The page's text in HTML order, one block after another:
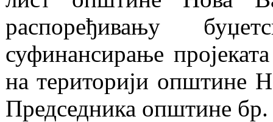
распоређивању
суфинансирање
на територији општине
Председника општине